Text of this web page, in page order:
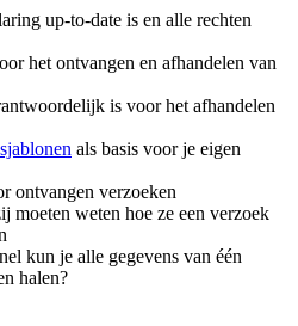
up-to-date is en alle rechten
het ontvangen en afhandelen van
is voor het afhandelen
als basis voor je eigen
ontvangen verzoeken
moeten weten hoe ze een verzoek
kun je alle gegevens van één
halen?